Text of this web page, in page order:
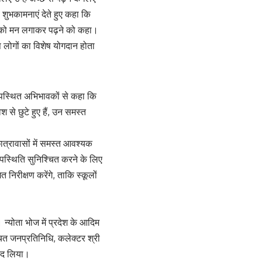
शुभकामनाएं देते हुए कहा कि
मन लगाकर पढ़ने को कहा।
का विशेष योगदान होता
अभिभावकों से कहा कि
से छुटे हुए हैं, उन समस्त
में समस्त आवश्यक
सुनिश्चित करने के लिए
निरीक्षण करेंगे, ताकि स्कूलों
न्योता भोज में प्रदेश के आदिम
जनप्रतिनिधि, कलेक्टर श्री
लिया।